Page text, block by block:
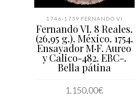
1746-1759 FERNANDO VI
Fernando VI. 8 Reales.
(26,95 g.). México. 1754.
Ensayador M·F. Aureo
y Calico-482. EBC-.
Bella pátina
1.150,00€